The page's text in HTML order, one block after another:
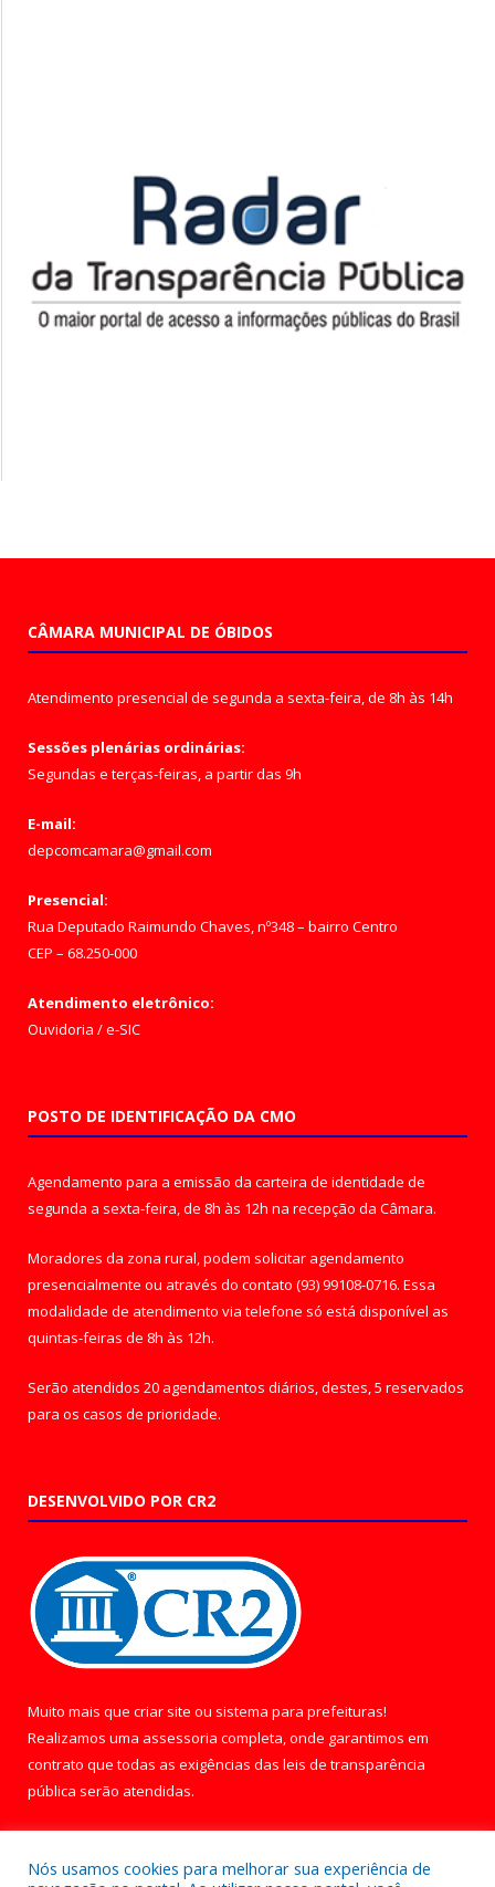
CÂMARA MUNICIPAL DE ÓBIDOS
Atendimento presencial de segunda a sexta-feira, de 8h às 14h
Sessões plenárias ordinárias:
Segundas e terças-feiras, a partir das 9h
E-mail:
depcomcamara@gmail.com
Presencial:
Rua Deputado Raimundo Chaves, nº348 – bairro Centro
CEP – 68.250-000
Atendimento eletrônico:
Ouvidoria /e-SIC
POSTO DE IDENTIFICAÇÃO DA CMO
Agendamento para a emissão da carteira de identidade de
segunda a sexta-feira, de 8h às 12h na recepção da Câmara.
Moradores da zona rural, podem solicitar agendamento
presencialmente ou através do contato (93) 99108-0716. Essa
modalidade de atendimento via telefone só está disponível as
quintas-feiras de 8h às 12h.
Serão atendidos 20 agendamentos diários, destes, 5 reservados
para os casos de prioridade.
DESENVOLVIDO POR CR2
Muito mais que criar site ou sistema para prefeituras!
Realizamos uma assessoria completa, onde garantimos em
contrato que todas as exigências das leis de transparência
pública serão atendidas.
Nós usamos cookies para melhorar sua experiência de